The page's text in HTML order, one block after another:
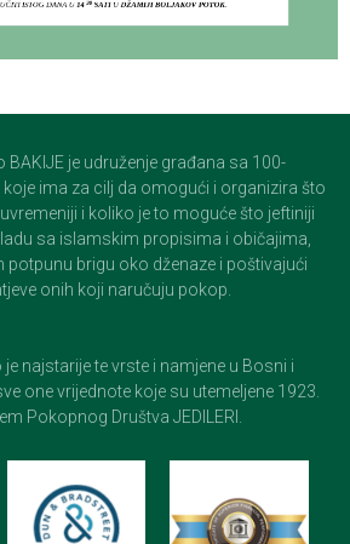
je udruženje građana sa 100-
ima za cilj da omogući i organizira što
i koliko je to moguće što jeftiniji
sa islamskim propisima i običajima,
potpunu brigu oko dženaze i poštivajući
onih koji naručuju pokop.
najstarije te vrste i namjene u Bosni i
one vrijednote koje su utemeljene 1923.
Pokopnog Društva JEDILERI.